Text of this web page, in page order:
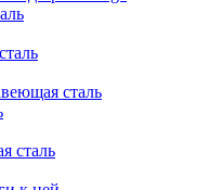
сталь
сталь